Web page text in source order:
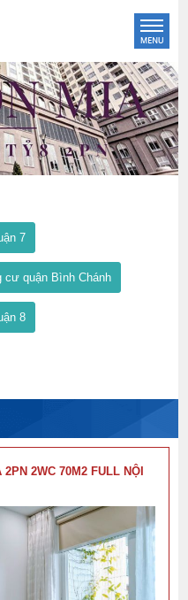
7
cư quận Bình Chánh
8
2WC 70M2 FULL NỘI